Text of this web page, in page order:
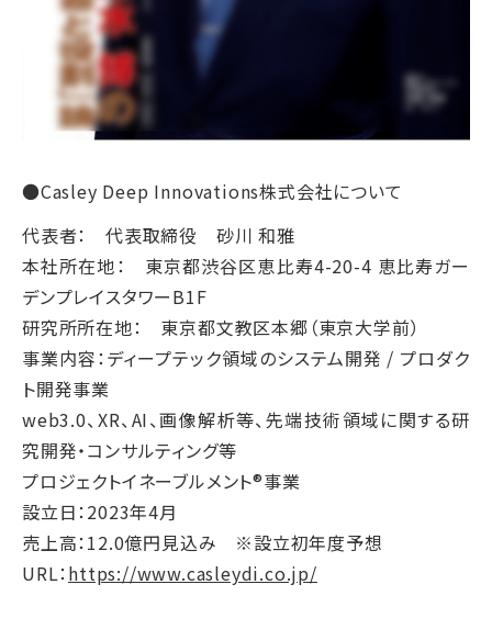
●Casley Deep Innovations株式会社について
代表者： 代表取締役 砂川 和雅
本社所在地： 東京都渋谷区恵比寿4-20-4 恵比寿ガー
デンプレイスタワーB1F
研究所所在地： 東京都文教区本郷（東京大学前）
事業内容：ディープテック領域のシステム開発 / プロダク
ト開発事業
web3.0、XR、AI、画像解析等、先端技術領域に関する研
究開発・コンサルティング等
プロジェクトイネーブルメント®事業
設立日：2023年4月
売上高：12.0億円見込み ※設立初年度予想
URL：https://www.casleydi.co.jp/